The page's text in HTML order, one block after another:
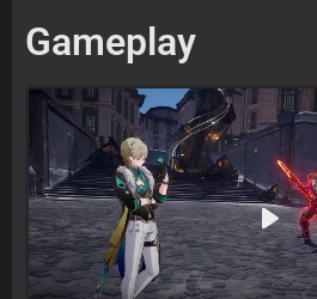
Gameplay
Play